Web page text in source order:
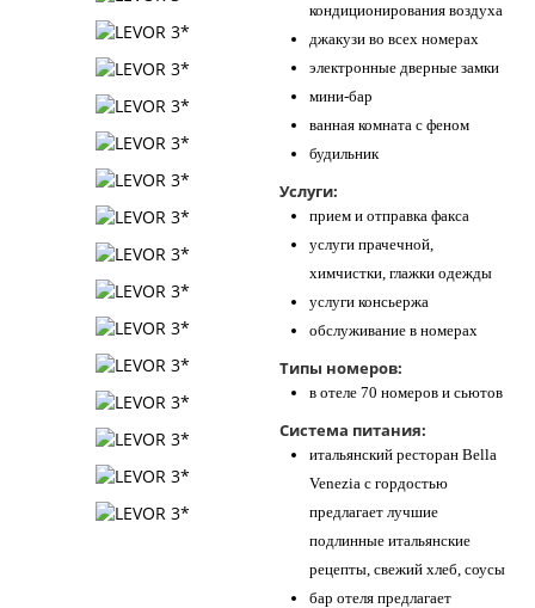
кондиционирования воздуха
джакузи во всех номерах
электронные дверные замки
мини-бар
ванная комната с феном
будильник
Услуги:
прием и отправка факса
услуги прачечной,
химчистки, глажки одежды
услуги консьержа
обслуживание в номерах
Типы номеров:
в отеле 70 номеров и сьютов
Система питания:
итальянский ресторан Bella
Venezia с гордостью
предлагает лучшие
подлинные итальянские
рецепты, свежий хлеб, соусы
бар отеля предлагает